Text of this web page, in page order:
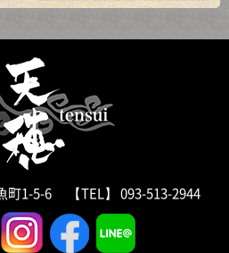
町1-5-6 【TEL】 093-513-2944